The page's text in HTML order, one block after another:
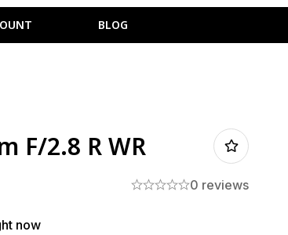
BLOG
F/2.8 R WR
0 reviews
now